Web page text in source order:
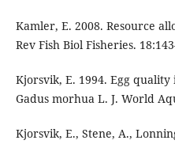
Kamler, E. 2008. Resource
Rev Fish Biol Fisheries.
Kjorsvik, E. 1994. Egg
Gadus morhua L. J. World
Kjorsvik, E., Stene, A.,